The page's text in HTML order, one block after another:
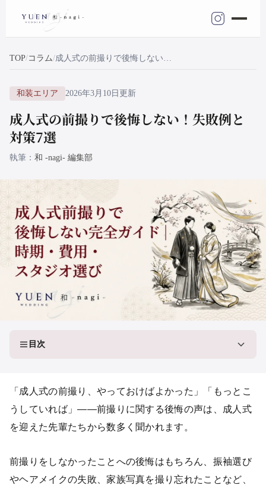
TOP コラム 成人式の前撮りで後悔しない！失敗例と対策7選
和装エリア 2026年3月10日更新
成人式の前撮りで後悔しない！失敗例と
対策7選
執筆 和 -nagi- 編集部
目次
「成人式の前撮り、やっておけばよかった」「もっとこ
うしていれば」——前撮りに関する後悔の声は、成人式
を迎えた先輩たちから数多く聞かれます。
前撮りをしなかったことへの後悔はもちろん、振袖選び
やヘアメイクの失敗、家族写真を撮り忘れたことなど、